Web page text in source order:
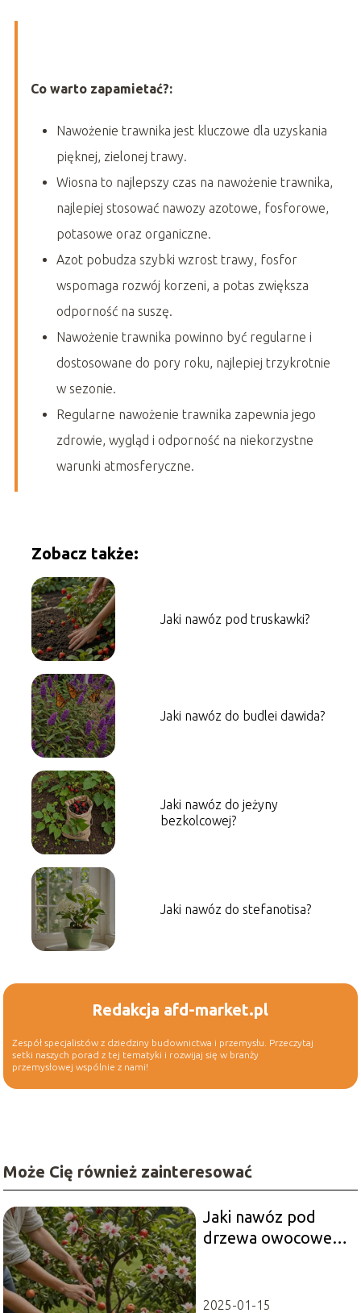
Co warto zapamietać?:
Nawożenie trawnika jest kluczowe dla uzyskania
pięknej, zielonej trawy.
Wiosna to najlepszy czas na nawożenie trawnika,
najlepiej stosować nawozy azotowe, fosforowe,
potasowe oraz organiczne.
Azot pobudza szybki wzrost trawy, fosfor
wspomaga rozwój korzeni, a potas zwiększa
odporność na suszę.
Nawożenie trawnika powinno być regularne i
dostosowane do pory roku, najlepiej trzykrotnie
w sezonie.
Regularne nawożenie trawnika zapewnia jego
zdrowie, wygląd i odporność na niekorzystne
warunki atmosferyczne.
Zobacz także:
Jaki nawóz pod truskawki?
Jaki nawóz do budlei dawida?
Jaki nawóz do jeżyny
bezkolcowej?
Jaki nawóz do stefanotisa?
Redakcja afd-market.pl
Zespół specjalistów z dziedziny budownictwa i przemysłu. Przeczytaj
setki naszych porad z tej tematyki i rozwijaj się w branży
przemysłowej wspólnie z nami!
Może Cię również zainteresować
Jaki nawóz pod
drzewa owocowe
2025-01-15